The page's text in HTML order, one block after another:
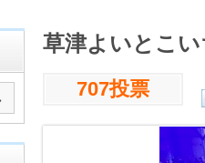
草津よいとこ
707投票